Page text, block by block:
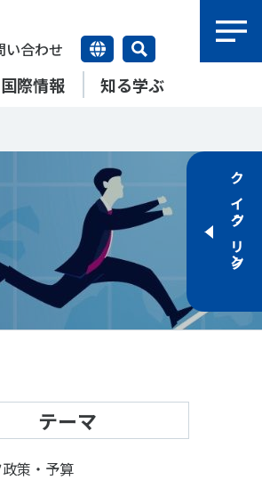
国際情報 知る学ぶ
い合わせ
員紹介
上席特別研究員
特別研究員
ツ ＃スポーツ基本計画
ものスポーツ
ーツボランティア
ポーツでアクティブ
り
ポーツプラットフォーム
域スポーツ運営組織
動の実態と地域展開・
チャレンジ
・ライフデータ
動の実態と地域展開・
版WEBサイト
と
行政機関の方へ
こと
／競技団体の方へ
と
政機関の方へ
／競技団体の方へ
こと
学生の方へ
クイックリンク
テーマ
策・予算